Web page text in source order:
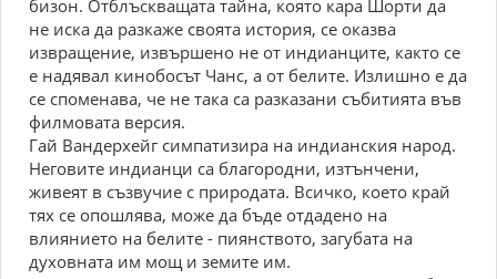
бизон. Отблъскващата тайна, която кара Шорти да
не иска да разкаже своята история, се оказва
извращение, извършено не от индианците, както се
е надявал кинобосът Чанс, а от белите. Излишно е да
се споменава, че не така са разказани събитията във
филмовата версия.
Гай Вандерхейг симпатизира на индианския народ.
Неговите индианци са благородни, изтънчени,
живеят в съзвучие с природата. Всичко, което край
тях се опошлява, може да бъде отдадено на
влиянието на белите - пиянството, загубата на
духовната им мощ и земите им.